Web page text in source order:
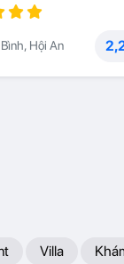
Hội An
Villa